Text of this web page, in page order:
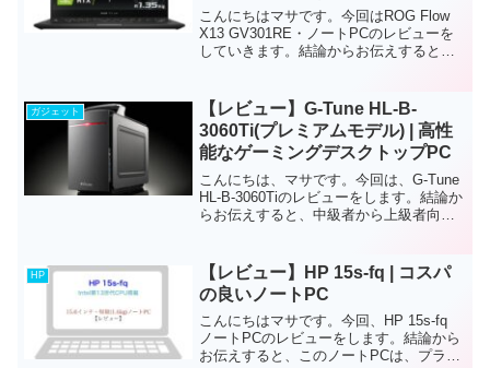
クゲーミングノートパソコン
こんにちはマサです。今回はROG Flow
X13 GV301RE・ノートPCのレビューを
していきます。結論からお伝えすると、
PCは、軽量(約1.35kg)・薄型なため...
ガジェット
【レビュー】G-Tune HL-B-
3060Ti(プレミアムモデル) | 高性
能なゲーミングデスクトップPC
こんにちは、マサです。今回は、G-Tune
HL-B-3060Tiのレビューをします。結論か
らお伝えすると、中級者から上級者向け
画編集をガッツリ使いたい方におすす...
HP
【レビュー】HP 15s-fq | コスパ
の良いノートPC
こんにちはマサです。今回、HP 15s-fq
ノートPCのレビューをします。結論から
お伝えすると、このノートPCは、プライ